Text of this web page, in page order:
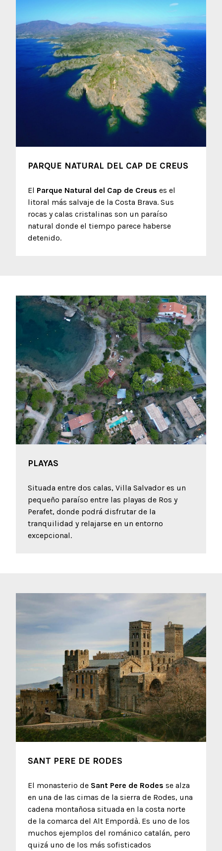
PARQUE NATURAL DEL CAP DE CREUS
El Parque Natural del Cap de Creus es el
litoral más salvaje de la Costa Brava. Sus
rocas y calas cristalinas son un paraíso
natural donde el tiempo parece haberse
detenido.
PLAYAS
Situada entre dos calas, Villa Salvador es un
pequeño paraíso entre las playas de Ros y
Perafet, donde podrá disfrutar de la
tranquilidad y relajarse en un entorno
excepcional.
SANT PERE DE RODES
El monasterio de Sant Pere de Rodes se alza
en una de las cimas de la sierra de Rodes, una
cadena montañosa situada en la costa norte
de la comarca del Alt Empordà. Es uno de los
muchos ejemplos del románico catalán, pero
quizá uno de los más sofisticados